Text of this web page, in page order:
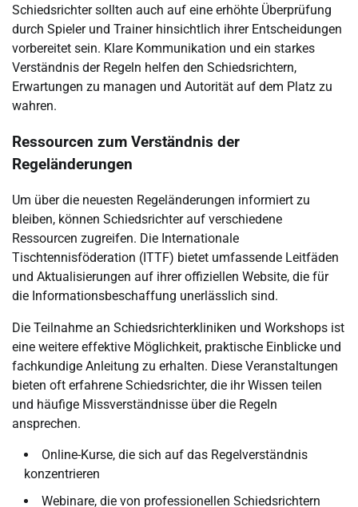
Schiedsrichter sollten auch auf eine erhöhte Überprüfung
durch Spieler und Trainer hinsichtlich ihrer Entscheidungen
vorbereitet sein. Klare Kommunikation und ein starkes
Verständnis der Regeln helfen den Schiedsrichtern,
Erwartungen zu managen und Autorität auf dem Platz zu
wahren.
Ressourcen zum Verständnis der
Regeländerungen
Um über die neuesten Regeländerungen informiert zu
bleiben, können Schiedsrichter auf verschiedene
Ressourcen zugreifen. Die Internationale
Tischtennisföderation (ITTF) bietet umfassende Leitfäden
und Aktualisierungen auf ihrer offiziellen Website, die für
die Informationsbeschaffung unerlässlich sind.
Die Teilnahme an Schiedsrichterkliniken und Workshops ist
eine weitere effektive Möglichkeit, praktische Einblicke und
fachkundige Anleitung zu erhalten. Diese Veranstaltungen
bieten oft erfahrene Schiedsrichter, die ihr Wissen teilen
und häufige Missverständnisse über die Regeln
ansprechen.
Online-Kurse, die sich auf das Regelverständnis
konzentrieren
Webinare, die von professionellen Schiedsrichtern